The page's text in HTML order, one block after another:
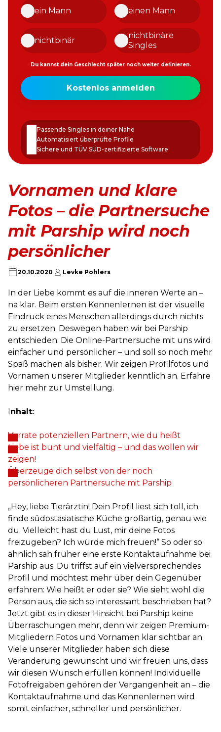
ein Mann
nichtbinär
einen Mann
nichtbinäre
Singles
Du kannst dein Geschlecht später noch weiter definieren.
Meine
E-
erstellen
Kostenlos anmelden
Passende Singles in deiner Nähe
Automatisiert überprüfte Profile
Sichere und TÜV SÜD-zertifizierte Software
Vornamen und klare
Fotos – die Partnersuche
mit Parship wird noch
persönlicher
20.10.2020 Levke Pohlers
In der Liebe kommt es auf die inneren Werte an –
na klar. Beim ersten Kennenlernen ist der visuelle
Eindruck eines Menschen allerdings durch nichts
zu ersetzen. Deswegen haben wir bei Parship
entschieden: Die Online-Partnersuche mit uns wird
einfacher und persönlicher – und soll so noch mehr
Spaß machen als bisher. Wir zeigen Profilfotos und
Vornamen unserer Mitglieder kenntlich an. Erfahre
hier mehr zur Umstellung.
Inhalt:
Verrate potenziellen Partnern, wie du heißt
Liebe ist bunt und vielfältig – und das wollen wir
zeigen!
Überzeuge dich selbst von der noch
persönlicheren Partnersuche mit Parship
„Hey, liebe Tierärztin! Dein Profil liest sich toll, ich
finde südostasiatische Küche großartig, genau wie
du. Vielleicht hast du Lust, mir deine Fotos
freizugeben? Ich würde mich freuen!“ So oder so
ähnlich sah früher eine erste Kontaktaufnahme bei
Parship aus. Du triffst auf ein vielversprechendes
Profil und möchtest mehr über dein Gegenüber
erfahren: Wie heißt er oder sie? Wie sieht wohl die
Person aus, die sich so interessant beschrieben hat?
Jetzt gibt es in dieser Hinsicht bei Parship keine
Überraschungen mehr, denn wir zeigen Premium-
Mitgliedern Fotos und Vornamen klar sichtbar an.
Viele unserer Mitglieder haben sich diese
Veränderung gewünscht und wir freuen uns, dass
wir diesen Wunsch erfüllen können! Individuelle
Fotofreigaben gehören der Vergangenheit an – die
Kontaktaufnahme und das Kennenlernen wird
somit einfacher, schneller und persönlicher.